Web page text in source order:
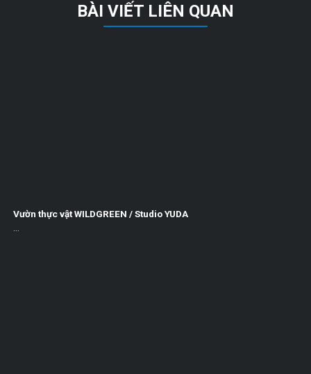
BÀI VIẾT LIÊN QUAN
Vườn thực vật WILDGREEN / Studio YUDA